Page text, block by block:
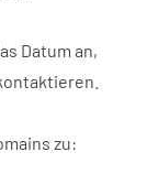
Datum an,
zu: